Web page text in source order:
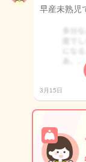
早産未熟児
3月15日